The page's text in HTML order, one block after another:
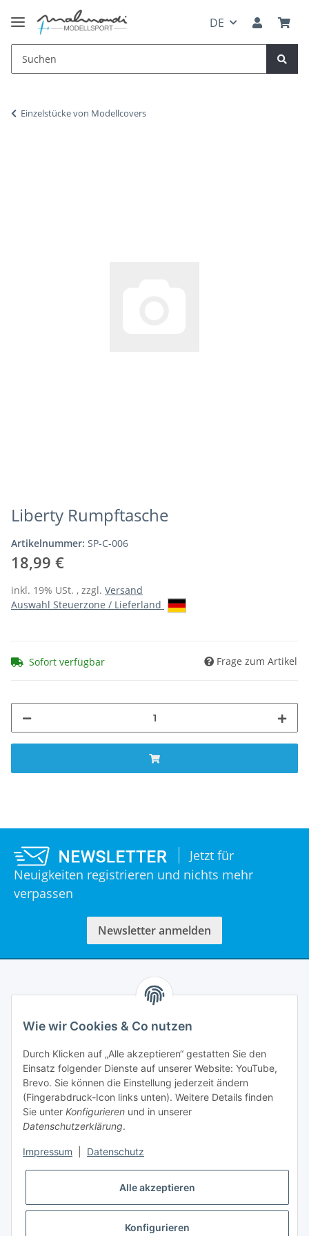
DE
Einzelstücke von Modellcovers
Liberty Rumpftasche
Artikelnummer: SP-C-006
18,99 €
inkl. 19% USt. , zzgl. Versand
Auswahl Steuerzone / Lieferland
Sofort verfügbar Frage zum Artikel
Jetzt für
Neuigkeiten registrieren und nichts mehr
verpassen
Newsletter anmelden
Informationen
Mein Account
Adlerstraße 6
97199 Ochsenfurt
Deutschland
+49 152 22 47 67 54
(Telefonzeit von 16-18Uhr, bitte Kommunikation per E-Mail)
Wie wir Cookies & Co nutzen
Durch Klicken auf „Alle akzeptieren“ gestatten Sie den
Einsatz folgender Dienste auf unserer Website: YouTube,
Brevo. Sie können die Einstellung jederzeit ändern
(Fingerabdruck-Icon links unten). Weitere Details finden
Sie unter Konfigurieren und in unserer
Datenschutzerklärung.
Impressum Datenschutz
Alle akzeptieren
Konfigurieren